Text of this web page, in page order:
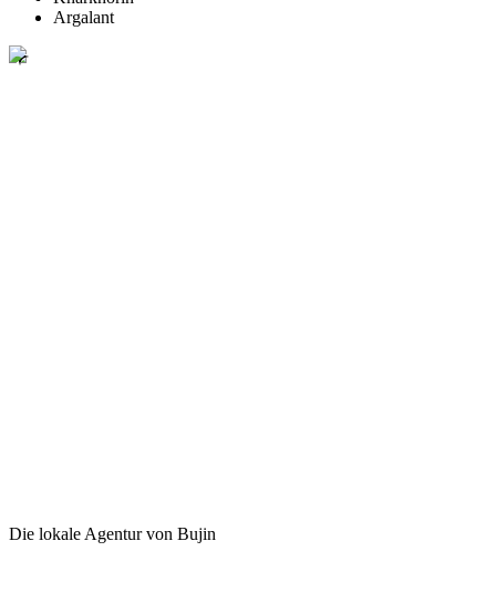
Argalant
Die lokale Agentur von Bujin